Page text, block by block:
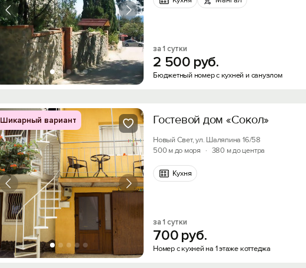
за 1 сутки
2 500 руб.
Бюджетный номер с кухней и санузлом
Шикарный вариант Гостевой дом «Сокол»
Новый Свет, ул. Шаляпина 16/58
500 м до моря
· 380 м до центра
Кухня
за 1 сутки
700 руб.
Номер с кухней на 1 этаже коттеджа